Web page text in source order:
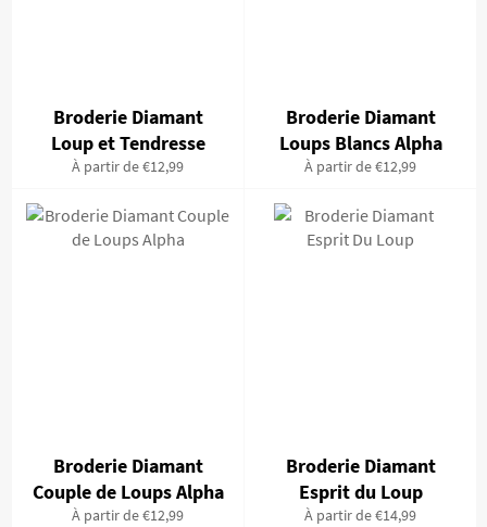
Broderie Diamant
Loup et Tendresse
À partir de €12,99
Broderie Diamant
Loups Blancs Alpha
À partir de €12,99
Broderie Diamant
Couple de Loups Alpha
À partir de €12,99
Broderie Diamant
Esprit du Loup
À partir de €14,99